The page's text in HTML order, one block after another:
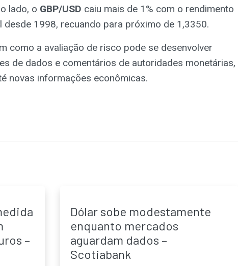
lado, o GBP/USD caiu mais de 1% com o rendimento
desde 1998, recuando para próximo de 1,3350.
como a avaliação de risco pode se desenvolver
de dados e comentários de autoridades monetárias,
novas informações econômicas.
–
Dólar sobe modestamente
enquanto mercados
aguardam dados –
Scotiabank